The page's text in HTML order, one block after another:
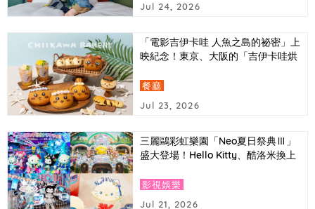
Jul 24, 2026
「電影吉伊卡哇 人魚之島的祕密」上
映紀念！東京、大阪的「吉伊卡哇烘
的造型麵包
餐廳
Jul 23, 2026
三麗鷗彩虹樂園「Neo夏日祭典Ⅲ」
盛大登場！Hello Kitty、酷洛米換上
亮相
影視娛樂
Jul 21, 2026